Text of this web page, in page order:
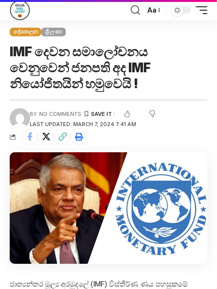
Aa
දේශපාලන ශ්‍රී ලංකා
IMF දෙවන සමාලෝචනය
වෙනුවෙන් ජනපති අද IMF
නියෝජිතයින් හමුවෙයි !
LAST UPDATED: MARCH 7, 2024 7:41 AM
BY NO COMMENTS
ජාත්‍යන්තර මූල්‍ය අරමුදලේ (IMF) විස්තීර්ණ ණය පහසුකමේ